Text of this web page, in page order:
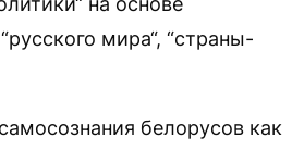
мира“, “страны-
белорусов как